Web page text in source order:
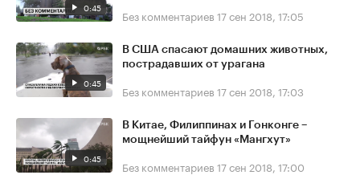
0:45 Без комментариев 17 сен 2018, 17:05
0:45
В США спасают домашних животных,
пострадавших от урагана
Без комментариев 17 сен 2018, 17:03
0:45
В Китае, Филиппинах и Гонконге –
мощнейший тайфун «Мангхут»
Без комментариев 17 сен 2018, 17:00